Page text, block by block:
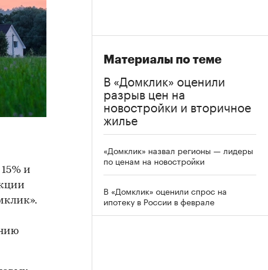
и
Материалы по теме
В «Домклик» оценили
разрыв цен на
новостройки и вторичное
жилье
«Домклик» назвал регионы — лидеры
по ценам на новостройки
В «Домклик» оценили спрос на
ипотеку в России в феврале